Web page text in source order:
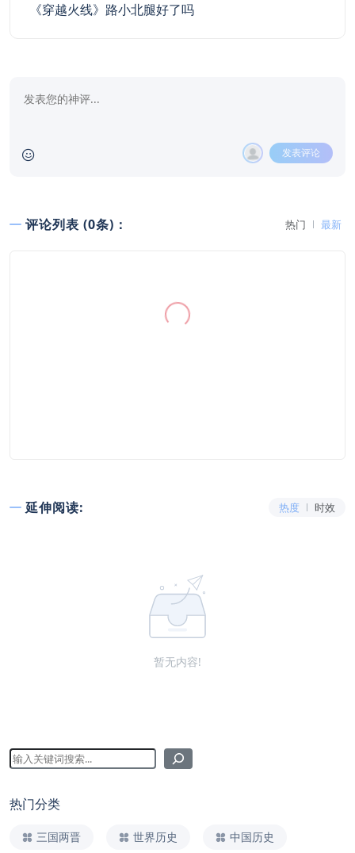
《穿越火线》路小北腿好了吗
发表评论
评论列表 (0条)： 热门 最新
延伸阅读: 热度 时效
暂无内容!
热门分类
三国两晋 世界历史 中国历史